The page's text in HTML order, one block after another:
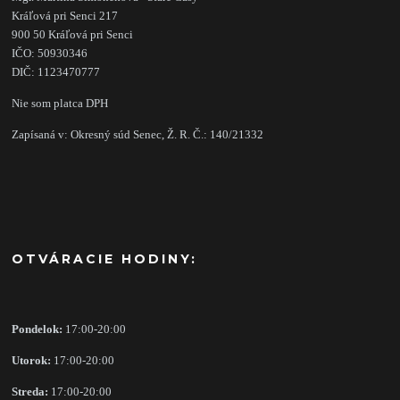
Kráľová pri Senci 217
900 50 Kráľová pri Senci
IČO: 50930346
DIČ: 1123470777
Nie som platca DPH
Zapísaná v: Okresný súd Senec, Ž. R. Č.: 140/21332
OTVÁRACIE HODINY:
Pondelok: 17:00-20:00
Utorok: 17:00-20:00
Streda: 17:00-20:00